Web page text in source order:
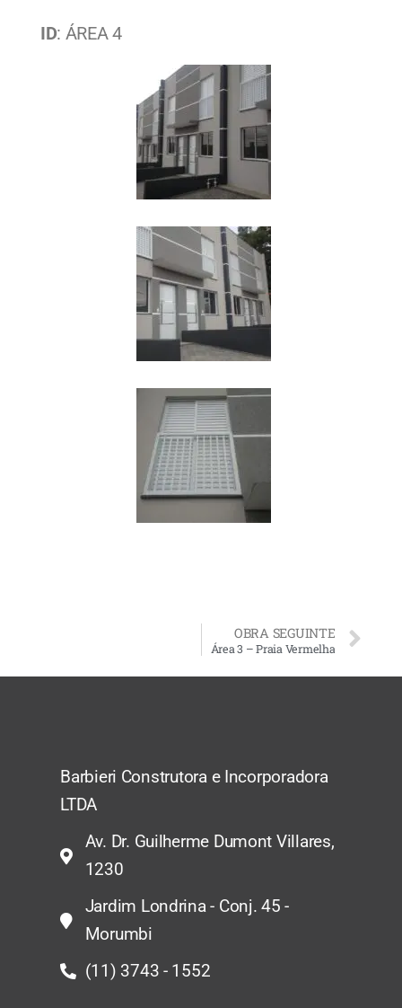
ID: ÁREA 4
OBRA SEGUINTE
Área 3 – Praia Vermelha
Barbieri Construtora e Incorporadora
LTDA
Av. Dr. Guilherme Dumont Villares,
1230
Jardim Londrina - Conj. 45 -
Morumbi
(11) 3743 - 1552